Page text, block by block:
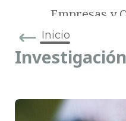
Empresas y
Inicio
Investigación